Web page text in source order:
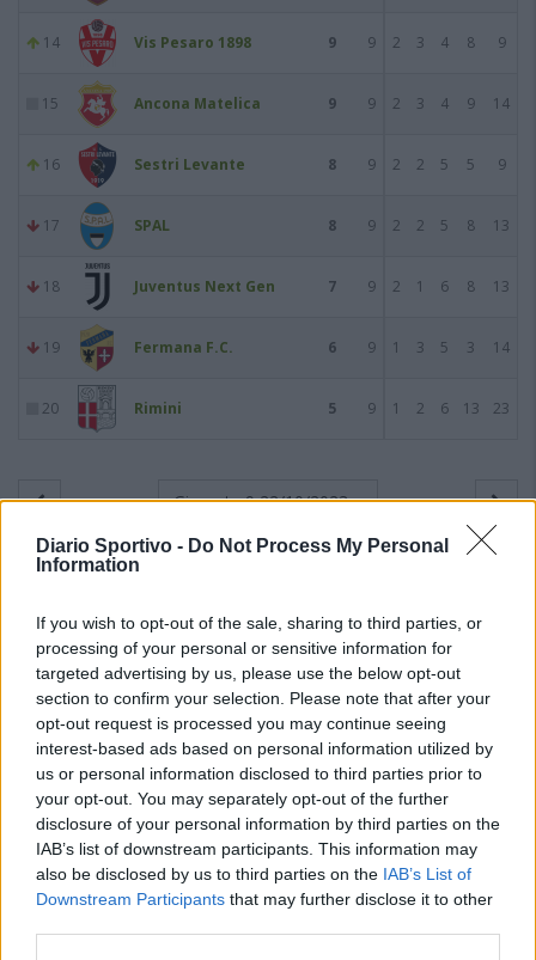
Diario Sportivo - Do Not Process My Personal
Information
If you wish to opt-out of the sale, sharing to third parties, or
processing of your personal or sensitive information for
targeted advertising by us, please use the below opt-out
section to confirm your selection. Please note that after your
opt-out request is processed you may continue seeing
interest-based ads based on personal information utilized by
us or personal information disclosed to third parties prior to
your opt-out. You may separately opt-out of the further
disclosure of your personal information by third parties on the
IAB’s list of downstream participants. This information may
also be disclosed by us to third parties on the IAB’s List of
Downstream Participants that may further disclose it to other
14 Vis Pesaro 1898 9 9 2 3 4 8 9
15 Ancona Matelica 9 9 2 3 4 9 14
16 Sestri Levante 8 9 2 2 5 5 9
17 SPAL 8 9 2 2 5 8 13
18 Juventus Next Gen 7 9 2 1 6 8 13
19 Fermana F.C. 6 9 1 3 5 3 14
20 Rimini 5 9 1 2 6 13 23
Giornata 922/10/2023